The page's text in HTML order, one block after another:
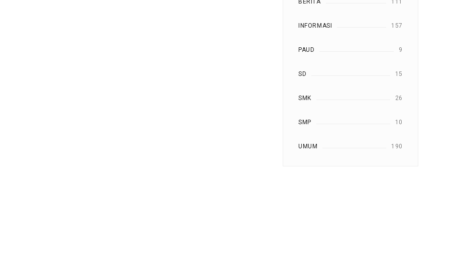
INFORMASI 157
PAUD 9
SD 15
SMK 26
SMP 10
UMUM 190